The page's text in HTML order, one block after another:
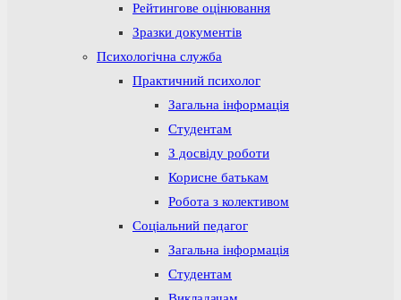
Рейтингове оцінювання
Зразки документів
Психологічна служба
Практичний психолог
Загальна інформація
Студентам
З досвіду роботи
Корисне батькам
Робота з колективом
Соціальний педагог
Загальна інформація
Студентам